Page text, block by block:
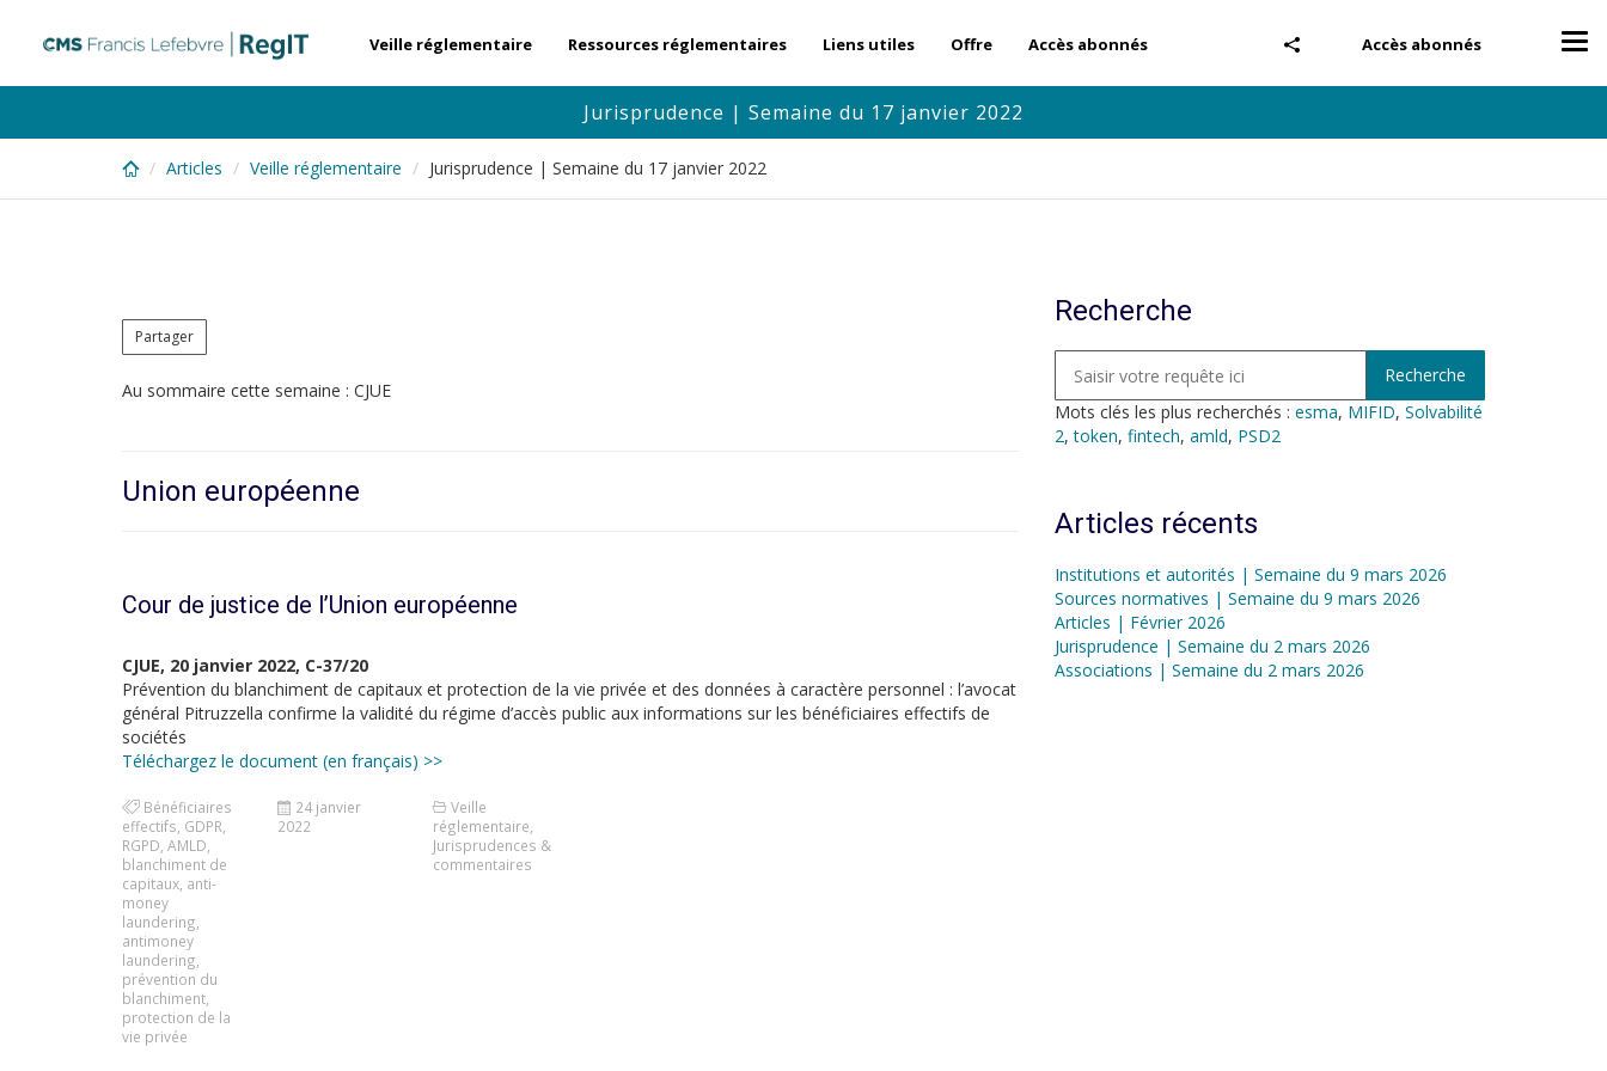
content
Accès abonnés
Veille réglementaire Ressources réglementaires Liens utiles Offre Accès abonnés
Jurisprudence | Semaine du 17 janvier 2022
Articles Veille réglementaire Jurisprudence | Semaine du 17 janvier 2022
Partager
Au sommaire cette semaine : CJUE
Union européenne
Cour de justice de l’Union européenne
CJUE, 20 janvier 2022, C-37/20
Prévention du blanchiment de capitaux et protection de la vie privée et des données à caractère personnel : l’avocat
général Pitruzzella confirme la validité du régime d’accès public aux informations sur les bénéficiaires effectifs de
sociétés
Téléchargez le document (en français) >>
Bénéficiaires
effectifs GDPR
RGPD AMLD
blanchiment de
capitaux anti-
money
laundering
antimoney
laundering
prévention du
blanchiment
protection de la
vie privée
24 janvier
2022
Veille
réglementaire
Jurisprudences &
commentaires
Recherche
Mots clés les plus recherchés : esma, MIFID, Solvabilité
2,token, fintech, amld, PSD2
Articles récents
Institutions et autorités | Semaine du 9 mars 2026
Sources normatives | Semaine du 9 mars 2026
Articles | Février 2026
Jurisprudence | Semaine du 2 mars 2026
Associations | Semaine du 2 mars 2026